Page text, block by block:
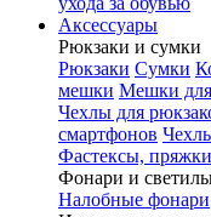
Аксессуары
Рюкзаки и сумки
Рюкзаки Сумки
мешки Мешки
Чехлы для
смартфонов
Фастексы, пряжки
Фонари и
Налобные фонари